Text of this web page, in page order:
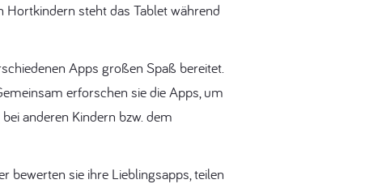
steht das Tablet während
Apps großen Spaß bereitet.
erforschen sie die Apps, um
anderen Kindern bzw. dem
bewerten sie ihre Lieblingsapps, teilen